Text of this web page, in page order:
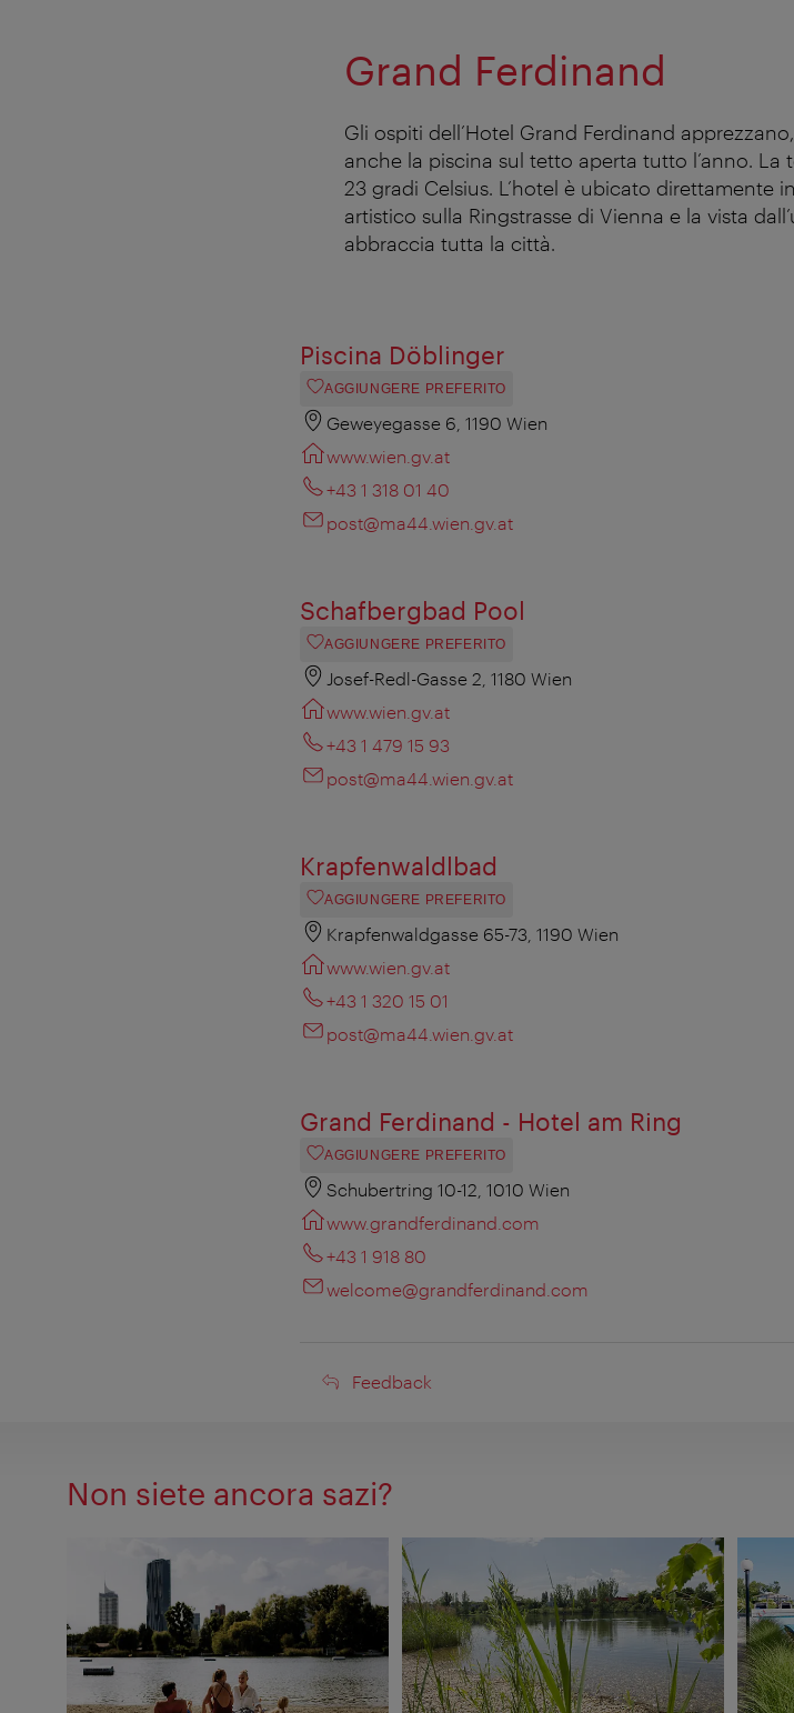
Grand Ferdinand
Gli ospiti dell’Hotel Grand Ferdinand
anche la piscina sul tetto aperta tutto l’anno. La
23 gradi Celsius. L’hotel è ubicato direttamente
artistico sulla Ringstrasse di Vienna e la vista
abbraccia tutta la città.
Piscina Döblinger
AGGIUNGERE PREFERITO
Geweyegasse 6, 1190 Wien
www.wien.gv.at
+43 1 318 01 40
post@ma44.wien.gv.at
Schafbergbad Pool
AGGIUNGERE PREFERITO
Josef-Redl-Gasse 2, 1180 Wien
www.wien.gv.at
+43 1 479 15 93
post@ma44.wien.gv.at
Krapfenwaldlbad
AGGIUNGERE PREFERITO
Krapfenwaldgasse 65-73, 1190 Wien
www.wien.gv.at
+43 1 320 15 01
post@ma44.wien.gv.at
Grand Ferdinand - Hotel am Ring
AGGIUNGERE PREFERITO
Schubertring 10-12, 1010 Wien
www.grandferdinand.com
+43 1 918 80
welcome@grandferdinand.com
Feedback
Feedback
Non siete ancora sazi?